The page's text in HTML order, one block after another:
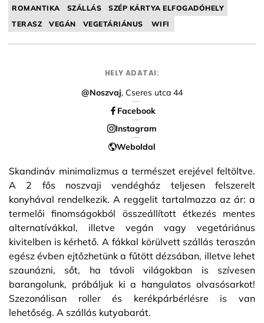
ROMANTIKA
SZÁLLÁS
SZÉP KÁRTYA ELFOGADÓHELY
TERASZ
VEGÁN VEGETÁRIÁNUS WIFI
HELY ADATAI:
@Noszvaj, Cseres utca 44
Facebook
Instagram
Weboldal
Skandináv minimalizmus a természet erejével feltöltve.
A 2 fős noszvaji vendégház teljesen felszerelt
konyhával rendelkezik. A reggelit tartalmazza az ár: a
termelői finomságokból összeállított étkezés mentes
alternatívákkal, illetve vegán vagy vegetáriánus
kivitelben is kérhető. A fákkal körülvett szállás teraszán
egész évben ejtőzhetünk a fűtött dézsában, illetve lehet
szaunázni, sőt, ha távoli világokban is szívesen
barangolunk, próbáljuk ki a hangulatos olvasósarkot!
Szezonálisan roller és kerékpárbérlésre is van
lehetőség. A szállás kutyabarát.